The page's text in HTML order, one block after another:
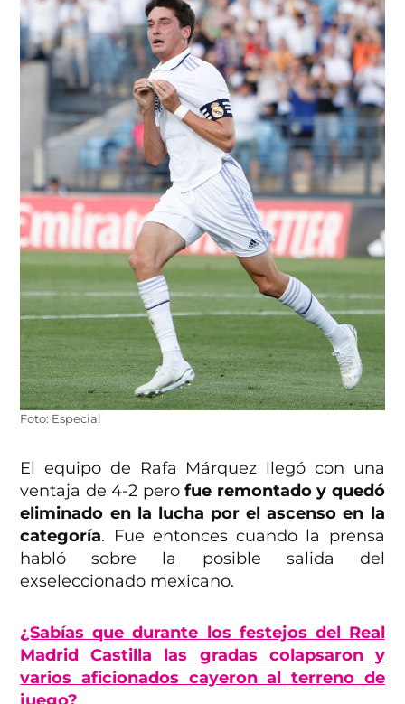
Foto: Especial
El equipo de Rafa Márquez llegó con una
ventaja de 4-2 perofue remontado y quedó
eliminado en la lucha por el ascenso en la
categoría. Fue entonces cuando la prensa
habló sobre la posible salida del
exseleccionado mexicano.
¿Sabías que durante los festejos del Real
Madrid Castilla las gradas colapsaron y
varios aficionados cayeron al terreno de